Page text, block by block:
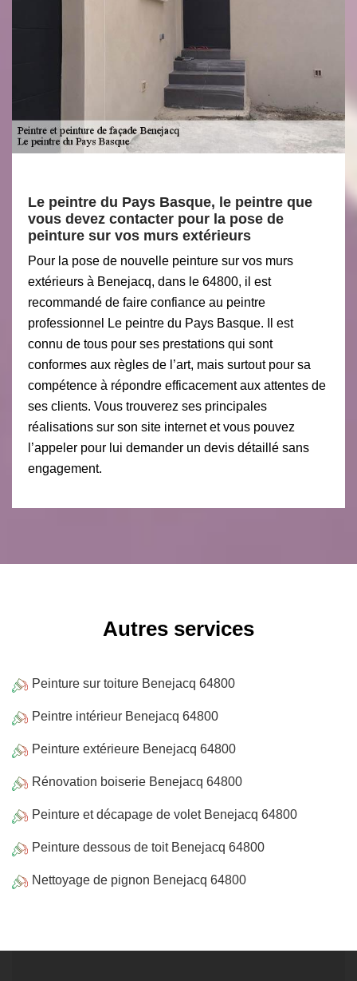
Le peintre du Pays Basque, le peintre que
vous devez contacter pour la pose de
peinture sur vos murs extérieurs
Pour la pose de nouvelle peinture sur vos murs
extérieurs à Benejacq, dans le 64800, il est
recommandé de faire confiance au peintre
professionnel Le peintre du Pays Basque. Il est
connu de tous pour ses prestations qui sont
conformes aux règles de l’art, mais surtout pour sa
compétence à répondre efficacement aux attentes de
ses clients. Vous trouverez ses principales
réalisations sur son site internet et vous pouvez
l’appeler pour lui demander un devis détaillé sans
engagement.
Autres services
Peinture sur toiture Benejacq 64800
Peintre intérieur Benejacq 64800
Peinture extérieure Benejacq 64800
Rénovation boiserie Benejacq 64800
Peinture et décapage de volet Benejacq 64800
Peinture dessous de toit Benejacq 64800
Nettoyage de pignon Benejacq 64800